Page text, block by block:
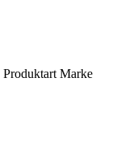
Produktart Marke